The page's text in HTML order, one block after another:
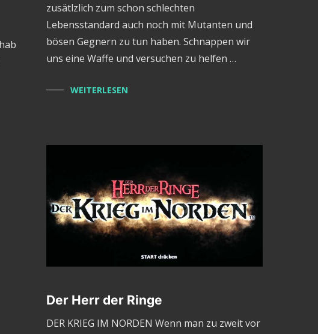
zusätlzlich zum schon schlechten
Lebensstandard auch noch mit Mutanten und
bösen Gegnern zu tun haben. Schnappen wir
uns eine Waffe und versuchen zu helfen …
WEITERLESEN
Der Herr der Ringe
DER KRIEG IM NORDEN Wenn man zu zweit vor